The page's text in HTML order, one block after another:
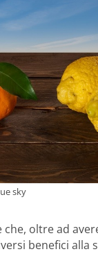
sky
che, oltre ad
benefici alla